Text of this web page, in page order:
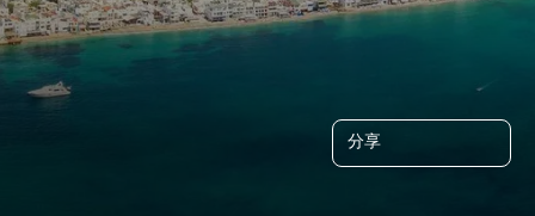
分享